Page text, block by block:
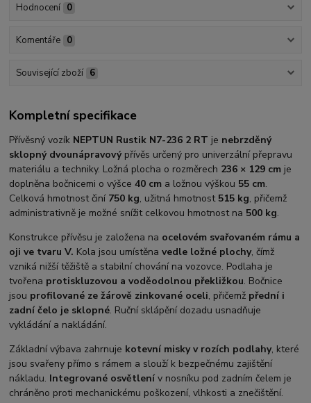
Hodnocení 0
Komentáře 0
Související zboží 6
Kompletní specifikace
Přívěsný vozík NEPTUN Rustik N7-236 2 RT je nebrzděný
sklopný dvounápravovýpřívěs určený pro univerzální přepravu
materiálu a techniky. Ložná plocha o rozměrech 236 × 129 cm je
doplněna bočnicemi o výšce40 cm a ložnou výškou 55 cm.
Celková hmotnost činí 750 kg, užitná hmotnost 515 kg, přičemž
administrativně je možné snížit celkovou hmotnost na 500 kg.
Konstrukce přívěsu je založena na ocelovém svařovaném rámu a
oji ve tvaru V. Kola jsou umístěnavedle ložné plochy, čímž
vzniká nižší těžiště a stabilní chování na vozovce. Podlaha je
tvořena protiskluzovou a voděodolnou překližkou. Bočnice
jsou profilované ze žárově zinkované oceli, přičemž přední i
zadní čelo je sklopné. Ruční sklápění dozadu usnadňuje
vykládání a nakládání.
Základní výbava zahrnuje kotevní misky v rozích podlahy, které
jsou svařeny přímo s rámem a slouží k bezpečnému zajištění
nákladu. Integrované osvětlenív nosníku pod zadním čelem je
chráněno proti mechanickému poškození, vlhkosti a znečištění.